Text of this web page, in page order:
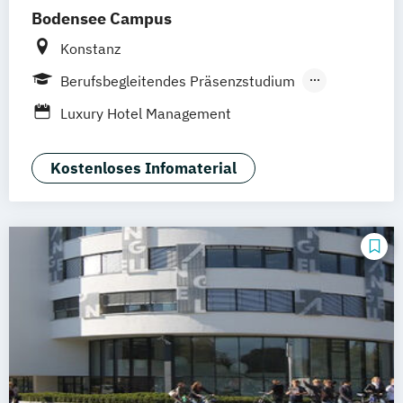
Bodensee Campus
Konstanz
Berufsbegleitendes Präsenzstudium
Duales Studium
Luxury Hotel Management
Kostenloses Infomaterial